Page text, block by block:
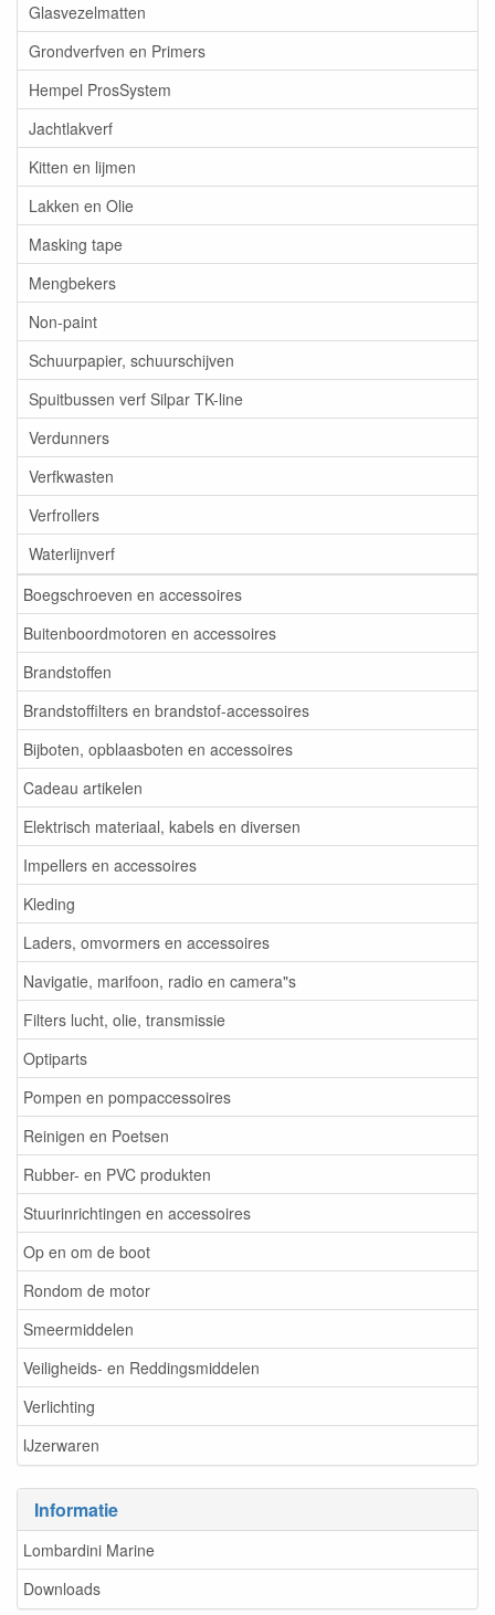
Glasvezelmatten
Grondverfven en Primers
Hempel ProsSystem
Jachtlakverf
Kitten en lijmen
Lakken en Olie
Masking tape
Mengbekers
Non-paint
Schuurpapier, schuurschijven
Spuitbussen verf Silpar TK-line
Verdunners
Verfkwasten
Verfrollers
Waterlijnverf
Boegschroeven en accessoires
Buitenboordmotoren en accessoires
Brandstoffen
Brandstoffilters en brandstof-accessoires
Bijboten, opblaasboten en accessoires
Cadeau artikelen
Elektrisch materiaal, kabels en diversen
Impellers en accessoires
Kleding
Laders, omvormers en accessoires
Navigatie, marifoon, radio en camera"s
Filters lucht, olie, transmissie
Optiparts
Pompen en pompaccessoires
Reinigen en Poetsen
Rubber- en PVC produkten
Stuurinrichtingen en accessoires
Op en om de boot
Rondom de motor
Smeermiddelen
Veiligheids- en Reddingsmiddelen
Verlichting
IJzerwaren
Informatie
Lombardini Marine
Downloads